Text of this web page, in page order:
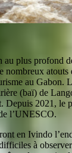
au plus profond
nombreux atouts
au Gabon.
(baï) de
Depuis 2021, le
l’UNESCO.
en Ivindo
à